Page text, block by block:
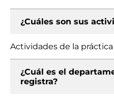
¿Cuáles son sus
Actividades de la
¿Cuál es el
registra?